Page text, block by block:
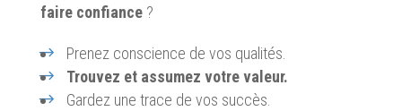
faire confiance?
Prenez conscience de vos qualités.
Trouvez et assumez votre valeur.
Gardez une trace de vos succès.